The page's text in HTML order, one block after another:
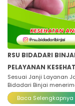
RSU BIDADARI
PELAYANAN
Sesuai Janji Layanan
Bidadari Binjai
Baca Selengkapnya